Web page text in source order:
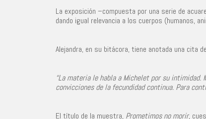
La exposición –compuesta por una serie de
dando igual relevancia a los cuerpos (humanos,
Alejandra, en su bitácora, tiene anotada una cita de
“La materia le habla a Michelet por su
convicciones de la fecundidad continua. Para
El título de la muestra, Prometimos no morir,